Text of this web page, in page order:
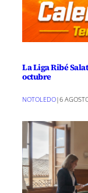
La Liga Ribé
octubre
NOTOLEDO|6